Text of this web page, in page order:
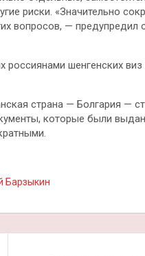
риски. «Значительно
вопросов, — предупредил
шенгенских
страна — Болгария —
которые были
Барзыкин